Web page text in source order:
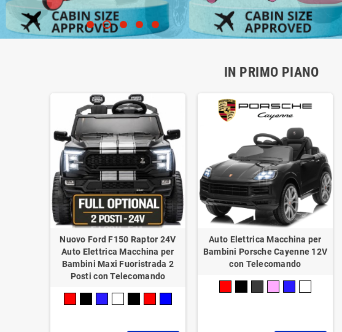
IN PRIMO PIANO
Nuovo Ford F150 Raptor 24V
Auto Elettrica Macchina per
Bambini Maxi Fuoristrada 2
Posti con Telecomando
Auto Elettrica Macchina per
Bambini Porsche Cayenne 12V
con Telecomando